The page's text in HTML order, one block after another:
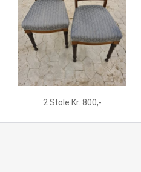
2 Stole Kr. 800,-